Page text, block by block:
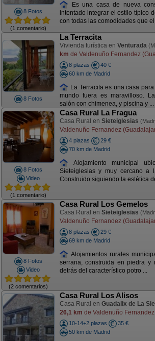
8 Fotos
(1 comentario)
Es una casa de nueva
intentado integrar el estilo típico
con todas las comodidades que el
8 Fotos
La Terracita
Vivienda turística en Venturada
km de Valdenuño Fernandez
8 plazas
40 €
60 km de Madrid
La Terracita es una casa
mundo fuera es maravilloso.
salón con chimenea, y piscina y ...
8 Fotos
Video
(1 comentario)
Casa Rural La Fragua
Casa Rural en Sieteiglesias
Valdenuño Fernandez
4 plazas
29 €
70 km de Madrid
Alojamiento municipal
Sieteiglesias y muy cercano a
Construido siguiendo la estética
8 Fotos
Video
(2 comentarios)
Casa Rural Los Gemelos
Casa Rural en Sieteiglesias
Valdenuño Fernandez
8 plazas
29 €
69 km de Madrid
Alojamientos rurales
serrana, construida en piedra y
detrás del característico potro ...
Casa Rural Los Alisos
Casa Rural en Guadalix de La
26,1 km de Valdenuño
10-14+2 plazas
35 €
50 km de Madrid